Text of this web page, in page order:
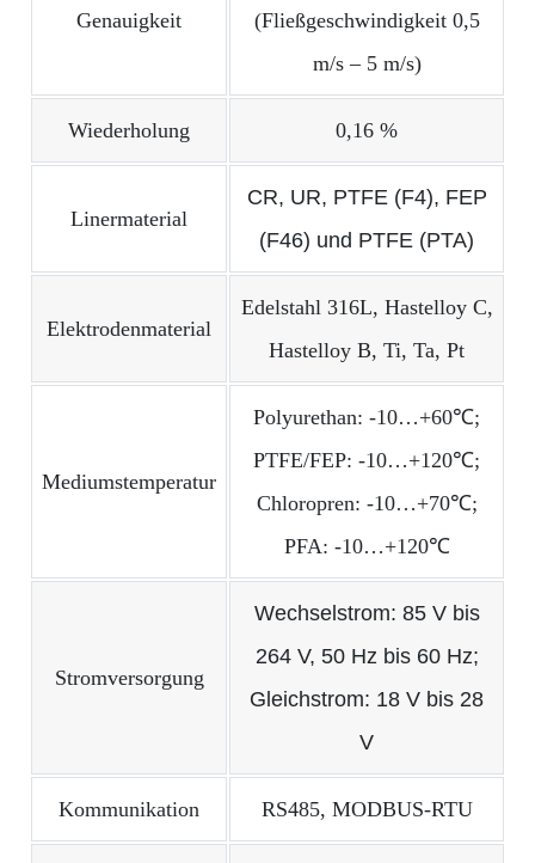
Genauigkeit
(Fließgeschwindigkeit 0,5
m/s – 5 m/s)
Wiederholung 0,16 %
Linermaterial
CR, UR, PTFE (F4), FEP
(F46) und PTFE (PTA)
Elektrodenmaterial
Edelstahl 316L, Hastelloy C,
Hastelloy B, Ti, Ta, Pt
Mediumstemperatur
Polyurethan: -10…+60℃;
PTFE/FEP: -10…+120℃;
Chloropren: -10…+70℃;
PFA: -10…+120℃
Stromversorgung
Wechselstrom: 85 V bis
264 V, 50 Hz bis 60 Hz;
Gleichstrom: 18 V bis 28
V
Kommunikation RS485, MODBUS-RTU